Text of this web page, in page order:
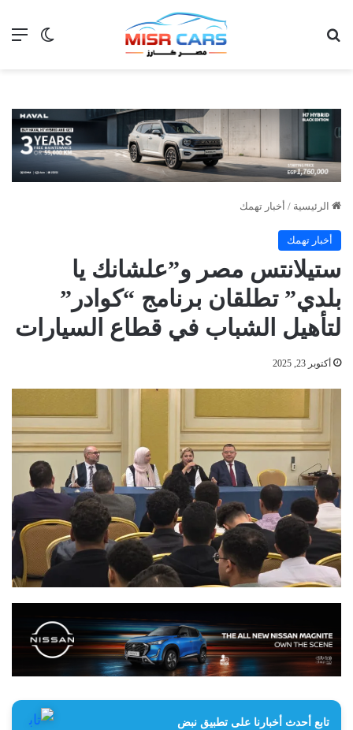
الوضع
الرئيسية / أخبار تهمك
أخبار تهمك
ستيلانتس مصر و”علشانك يا
بلدي” تطلقان برنامج “كوادر”
لتأهيل الشباب في قطاع السيارات
أكتوبر 23, 2025
تابع أحدث أخبارنا على تطبيق نبض